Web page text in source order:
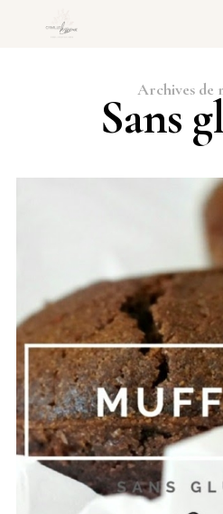
Archives de
Sans